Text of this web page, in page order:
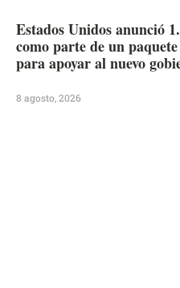
Estados Unidos anunció
como parte de un
para apoyar al nuevo
8 agosto, 2026